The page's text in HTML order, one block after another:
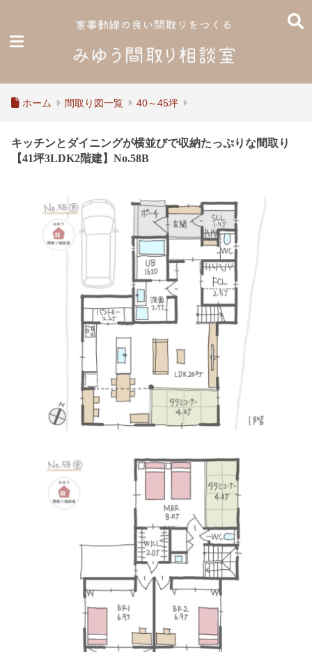
ホーム 間取り図一覧 40～45坪
キッチンとダイニングが横並びで収納たっぷりな間取り
【41坪3LDK2階建】No.58B